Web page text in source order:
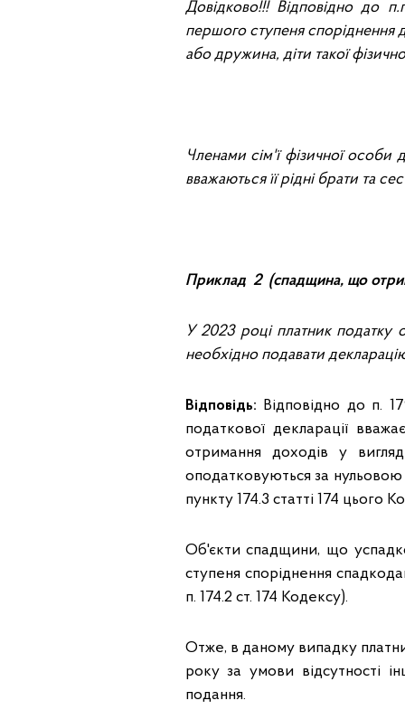
Довідково!!! Відповідно до
першого ступеня споріднення
або дружина, діти такої
Членами сім'ї фізичної особи
вважаються її рідні брати та
Приклад 2 (спадщина, що
У 2023 році платник
необхідно подавати
Відповідь: Відповідно до п.
податкової декларації
отримання доходів у
оподатковуються за
пункту 174.3 статті 174 цього
Об'єкти спадщини, що
ступеня споріднення
п. 174.2 ст. 174 Кодексу).
Отже, в даному випадку
року за умови відсутності
подання.